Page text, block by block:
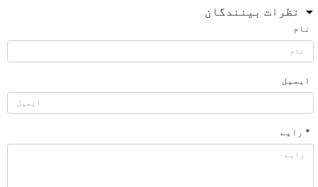
نظرات بینندگان
نام
ایمیل
* رایے